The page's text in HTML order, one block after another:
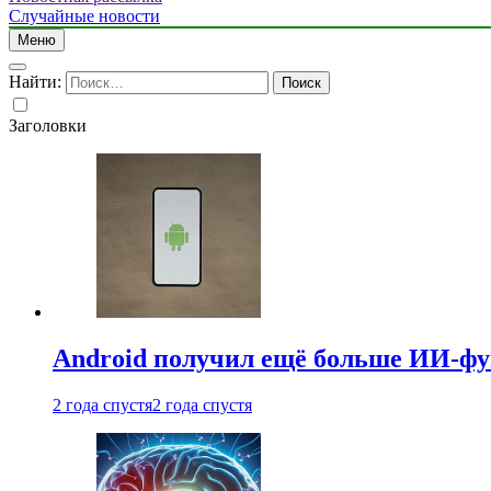
Случайные новости
Меню
Найти:
Заголовки
Android получил ещё больше ИИ-
2 года спустя2 года спустя